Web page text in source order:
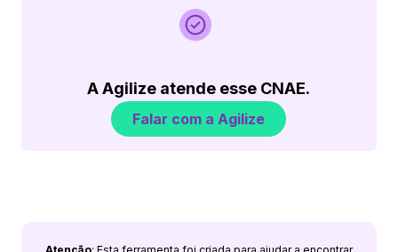
A Agilize atende esse CNAE.
Falar com a Agilize